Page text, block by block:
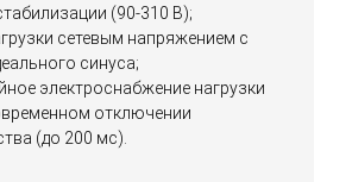
(90-310 В);
сетевым напряжением с
синуса;
электроснабжение нагрузки
отключении
(до 200 мс).